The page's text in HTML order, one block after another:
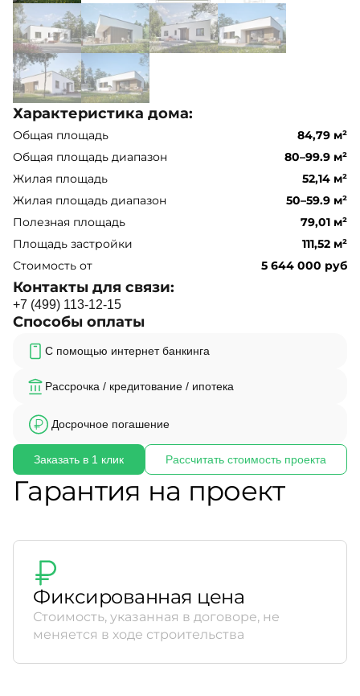
Характеристика дома:
Общая площадь
84,79 м²
Общая площадь диапазон
80–99.9 м²
Жилая площадь
52,14 м²
Жилая площадь диапазон
50–59.9 м²
Полезная площадь
79,01 м²
Площадь застройки
111,52 м²
Стоимость от
5 644 000 руб
Контакты для связи:
+7 (499) 113-12-15
Способы оплаты
С помощью интернет банкинга
Рассрочка / кредитование / ипотека
Досрочное погашение
Заказать в 1 клик Рассчитать стоимость проекта
Гарантия на проект
Фиксированная цена
Стоимость, указанная в договоре, не
меняется в ходе строительства